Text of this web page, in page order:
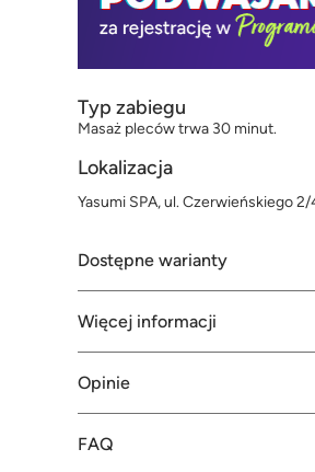
Typ zabiegu
Masaż pleców trwa 30 minut.
Lokalizacja
Yasumi SPA, ul. Czerwieńskiego
Dostępne warianty
Więcej informacji
Opinie
FAQ